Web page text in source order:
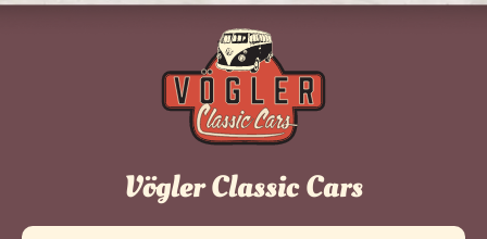
Vögler Classic Cars